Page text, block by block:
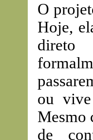
O
Hoje,
direto
ou
Mesmo
de